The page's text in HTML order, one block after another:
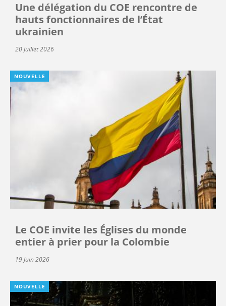
Une délégation du COE rencontre de
hauts fonctionnaires de l’État
ukrainien
20 Juillet 2026
NOUVELLE
Le COE invite les Églises du monde
entier à prier pour la Colombie
19 Juin 2026
NOUVELLE